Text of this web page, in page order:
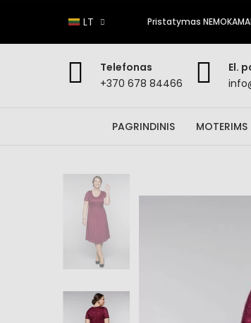
LT Pristatymas
Telefonas
+370 678 84466
El.
PAGRINDINIS MOTERIMS